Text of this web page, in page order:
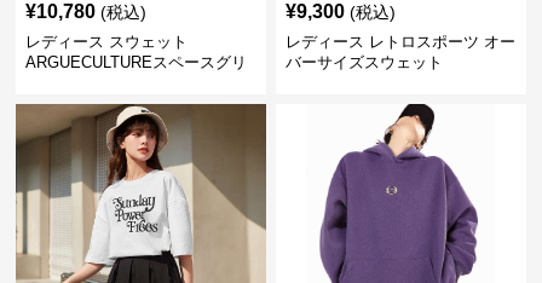
¥10,780 (税込)
レディース スウェット
ARGUECULTUREスペースグリ
¥9,300 (税込)
レディース レトロスポーツ オー
バーサイズスウェット